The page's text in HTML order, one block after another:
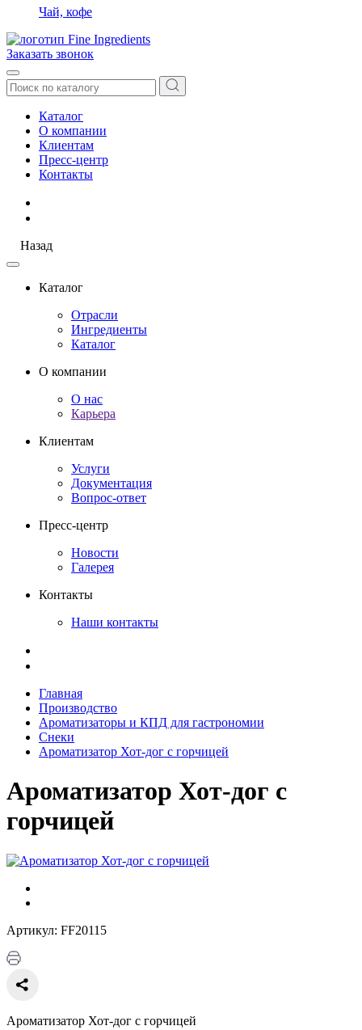
Чай, кофе
Заказать звонок
Каталог
О компании
Клиентам
Пресс-центр
Контакты
Назад
Каталог
Отрасли
Ингредиенты
Каталог
О компании
О нас
Карьера
Клиентам
Услуги
Документация
Вопрос-ответ
Пресс-центр
Новости
Галерея
Контакты
Наши контакты
Главная
Производство
Ароматизаторы и КПД для гастрономии
Снеки
Ароматизатор Хот-дог с горчицей
Ароматизатор Хот-дог с
горчицей
Артикул: FF20115
Ароматизатор Хот-дог с горчицей